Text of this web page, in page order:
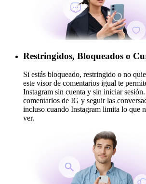
Restringidos, Bloqueados o
Si estás bloqueado, restringido o no
este visor de comentarios igual te
Instagram sin cuenta y sin iniciar
comentarios de IG y seguir las
incluso cuando Instagram limita lo que
ver.